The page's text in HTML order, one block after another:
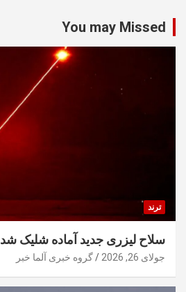
You may Missed
ترند
سلاح لیزری جدید آماده شلیک شد
جولای 26, 2026 گروه خبری آلما خبر